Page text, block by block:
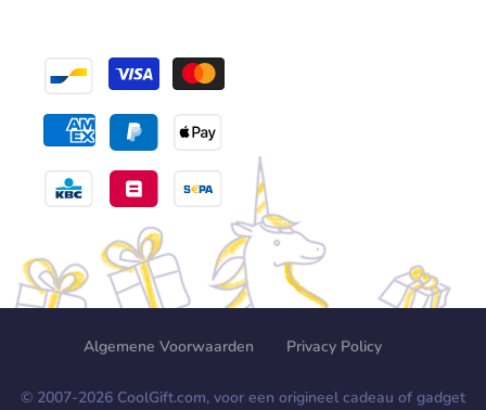
Algemene Voorwaarden Privacy Policy
© 2007-2026 CoolGift.com, voor een origineel cadeau of gadget